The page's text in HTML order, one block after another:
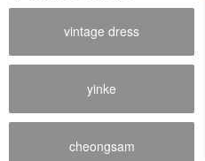
vintage dress
yinke
cheongsam